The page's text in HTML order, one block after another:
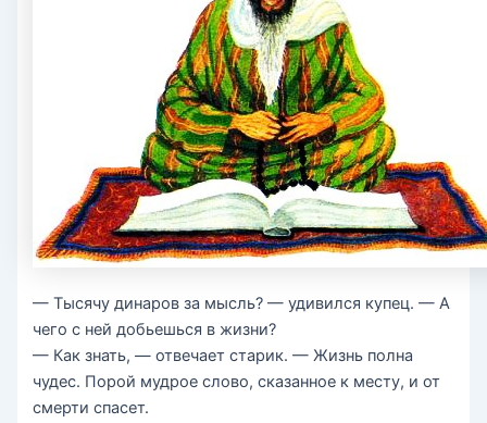
— Тысячу динаров за мысль? — удивился купец. — А
чего с ней добьешься в жизни?
— Как знать, — отвечает старик. — Жизнь полна
чудес. Порой мудрое слово, сказанное к месту, и от
смерти спасет.